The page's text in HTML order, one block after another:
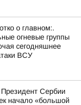
о главном:.
огневые группы
сегодняшнее
ВСУ
Президент Сербии
начало «большой